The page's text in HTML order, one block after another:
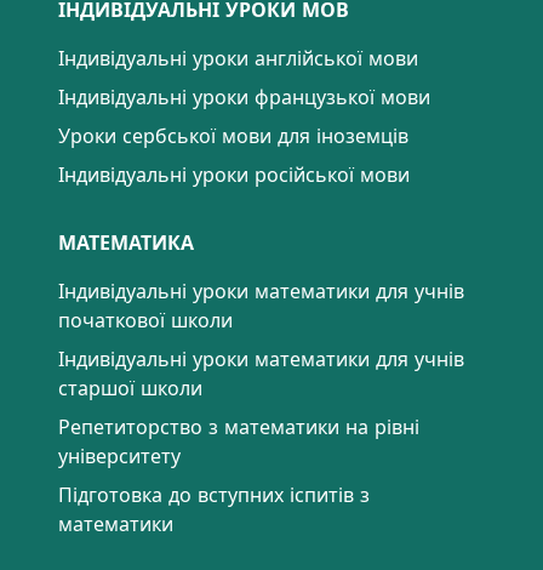
ІНДИВІДУАЛЬНІ УРОКИ МОВ
Індивідуальні уроки англійської мови
Індивідуальні уроки французької мови
Уроки сербської мови для іноземців
Індивідуальні уроки російської мови
МАТЕМАТИКА
Індивідуальні уроки математики для учнів
початкової школи
Індивідуальні уроки математики для учнів
старшої школи
Репетиторство з математики на рівні
університету
Підготовка до вступних іспитів з
математики